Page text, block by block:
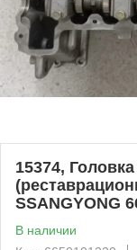
15374,
SSANGYONG
В наличии